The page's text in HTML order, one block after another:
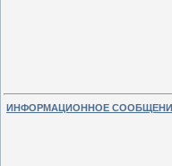
ИНФОРМАЦИОННОЕ